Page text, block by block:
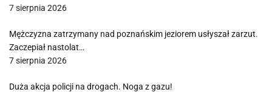
7 sierpnia 2026
Mężczyzna zatrzymany nad poznańskim jeziorem usłyszał zarzut.
Zaczepiał nastolat…
7 sierpnia 2026
Duża akcja policji na drogach. Noga z gazu!